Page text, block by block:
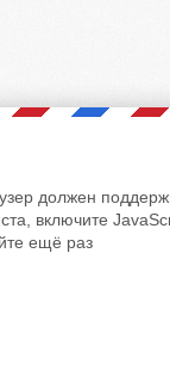
должен
включите
ещё раз